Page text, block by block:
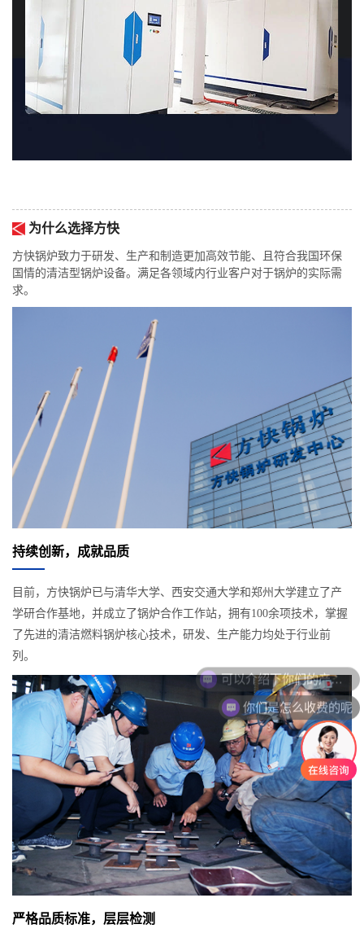
为什么选择方快
方快锅炉致力于研发、生产和制造更加高效节能、且符合我国环保
国情的清洁型锅炉设备。满足各领域内行业客户对于锅炉的实际需
求。
持续创新，成就品质
目前，方快锅炉已与清华大学、西安交通大学和郑州大学建立了产
学研合作基地，并成立了锅炉合作工作站，拥有100余项技术，掌握
了先进的清洁燃料锅炉核心技术，研发、生产能力均处于行业前
列。
严格品质标准，层层检测
你们是怎么收费的呢